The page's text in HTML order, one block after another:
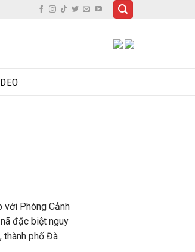
với Phòng Cảnh
đặc biệt nguy
thành phố Đà